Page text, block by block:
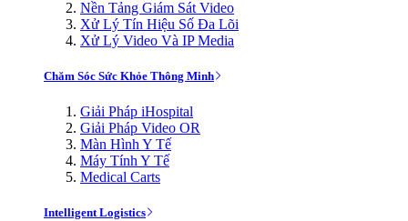
Nền Tảng Giám Sát Video
Xử Lý Tín Hiệu Số Đa Lõi
Xử Lý Video Và IP Media
Chăm Sóc Sức Khỏe Thông Minh
Giải Pháp iHospital
Giải Pháp Video OR
Màn Hình Y Tế
Máy Tính Y Tế
Medical Carts
Intelligent Logistics